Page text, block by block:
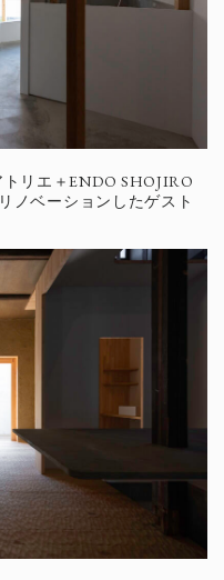
リエ＋ENDO SHOJIRO
ノベーションしたゲスト